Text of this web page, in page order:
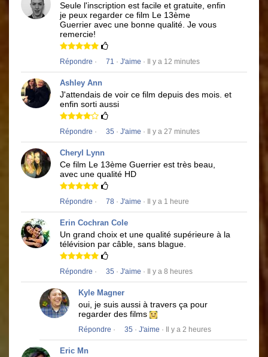
Seule l'inscription est facile et gratuite, enfin
je peux regarder ce film Le 13ème
Guerrier avec une bonne qualité. Je vous
remercie!
Répondre · 71 · J'aime · Il y a 12 minutes
Ashley Ann
J'attendais de voir ce film depuis des mois. et
enfin sorti aussi
Répondre · 35 · J'aime · Il y a 27 minutes
Cheryl Lynn
Ce film Le 13ème Guerrier est très beau,
avec une qualité HD
Répondre · 78 · J'aime · Il y a 1 heure
Erin Cochran Cole
Un grand choix et une qualité supérieure à la
télévision par câble, sans blague.
Répondre · 35 · J'aime · Il y a 8 heures
Kyle Magner
oui, je suis aussi à travers ça pour
regarder des films
Répondre · 35 · J'aime · Il y a 2 heures
Eric Mn